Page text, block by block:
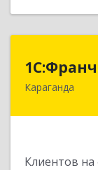
Караганда
Клиентов
100009